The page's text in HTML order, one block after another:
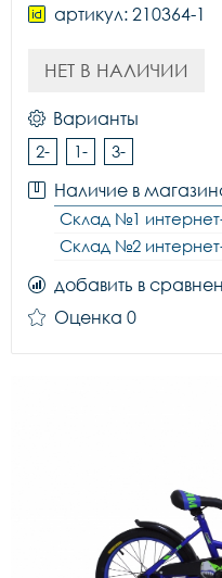
артикул: 210364-1
НЕТ В НАЛИЧИИ
Варианты
2- 1- 3-
Наличие в
Склад №1
Склад №2
добавить в
Оценка 0